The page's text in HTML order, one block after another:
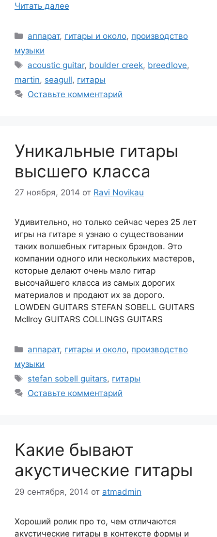
Читать далее
Рубрики
аппарат, гитары и около, производство
музыки
Метки
acoustic guitar, boulder creek, breedlove,
martin, seagull, гитары
Оставьте комментарий
Уникальные гитары
высшего класса
27 ноября, 2014 от Ravi Novikau
Удивительно, но только сейчас через 25 лет
игры на гитаре я узнаю о существовании
таких волшебных гитарных брэндов. Это
компании одного или нескольких мастеров,
которые делают очень мало гитар
высочайшего класса из самых дорогих
материалов и продают их за дорого.
LOWDEN GUITARS STEFAN SOBELL GUITARS
McIlroy GUITARS COLLINGS GUITARS
Рубрики
аппарат, гитары и около, производство
музыки
Метки
stefan sobell guitars, гитары
Оставьте комментарий
Какие бывают
акустические гитары
29 сентября, 2014 от atmadmin
Хороший ролик про то, чем отличаются
акустические гитары в контексте формы и